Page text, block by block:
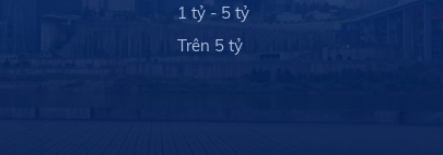
1 tỷ - 5 tỷ
Trên 5 tỷ